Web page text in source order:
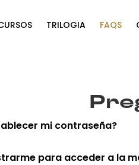
TRILOGIA FAQS
mi contraseña?
para acceder a la